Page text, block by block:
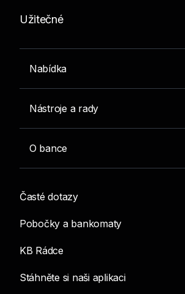
Užitečné
Nabídka
Nástroje a rady
O bance
Časté dotazy
Pobočky a bankomaty
KB Rádce
Stáhněte si naši aplikaci